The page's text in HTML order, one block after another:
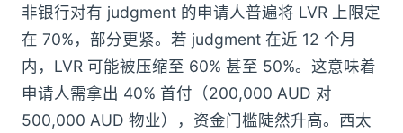
非银行对有 judgment 的申请人普遍将 LVR 上限定
在 70%，部分更紧。若 judgment 在近 12 个月
内，LVR 可能被压缩至 60% 甚至 50%。这意味着
申请人需拿出 40% 首付（200,000 AUD 对
500,000 AUD 物业），资金门槛陡然升高。西太